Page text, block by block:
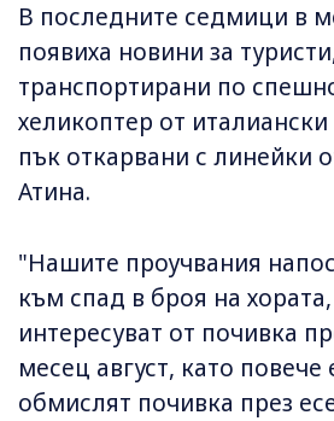
В последните седмици в
появиха новини за
транспортирани по
хеликоптер от
пък откарвани с линейки
Атина.
"Нашите проучвания
към спад в броя на
интересуват от почивка
месец август, като
обмислят почивка през